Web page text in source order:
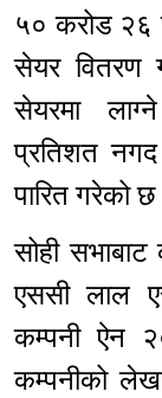
५० करोड २६
सेयर वितरण
सेयरमा
प्रतिशत नगद
पारित गरेको
सोही
एससी लाल
कम्पनी ऐन
कम्पनीको